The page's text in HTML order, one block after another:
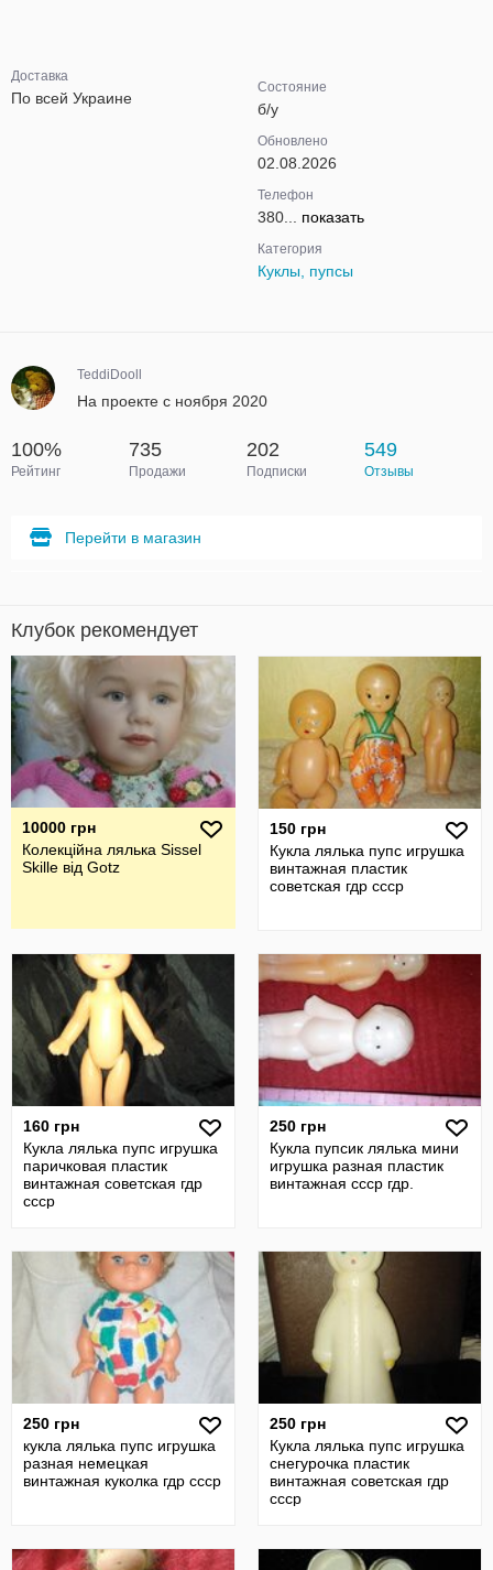
Доставка
По всей Украине
Состояние
б/у
Обновлено
02.08.2026
Телефон
380... показать
Категория
Куклы, пупсы
TeddiDooll
На проекте с ноября 2020
100%
Рейтинг
735
Продажи
202
Подписки
549
Отзывы
Перейти в магазин
Клубок рекомендует
10000 грн
Колекційна лялька Sissel
Skille від Gotz
150 грн
Кукла лялька пупс игрушка
винтажная пластик
советская гдр ссср
160 грн
Кукла лялька пупс игрушка
паричковая пластик
винтажная советская гдр
ссср
250 грн
Кукла пупсик лялька мини
игрушка разная пластик
винтажная ссср гдр.
250 грн
кукла лялька пупс игрушка
разная немецкая
винтажная куколка гдр ссср
250 грн
Кукла лялька пупс игрушка
снегурочка пластик
винтажная советская гдр
ссср